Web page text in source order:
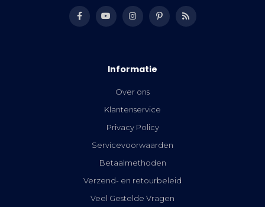
Informatie
Over ons
Klantenservice
Privacy Policy
Servicevoorwaarden
Betaalmethoden
Verzend- en retourbeleid
Veel Gestelde Vragen